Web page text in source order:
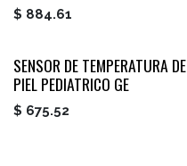
$ 884.61
SENSOR DE TEMPERATURA DE
PIEL PEDIATRICO GE
$ 675.52